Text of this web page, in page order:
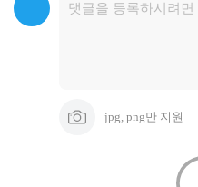
jpg, png만 지원